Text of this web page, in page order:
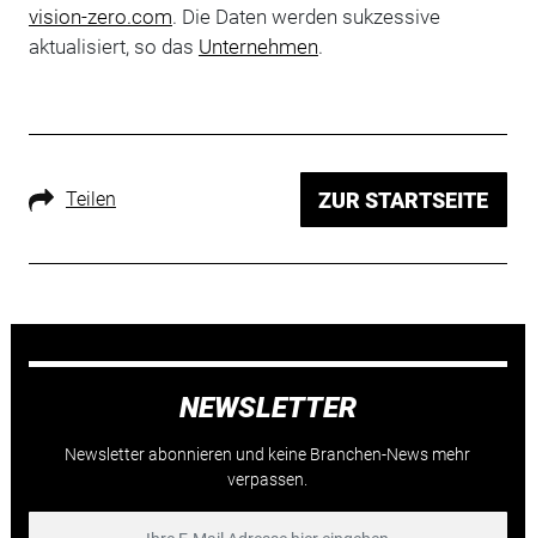
vision-zero.com. Die Daten werden sukzessive
aktualisiert, so das Unternehmen.
Teilen ZUR STARTSEITE
NEWSLETTER
Newsletter abonnieren und keine Branchen-News mehr
verpassen.